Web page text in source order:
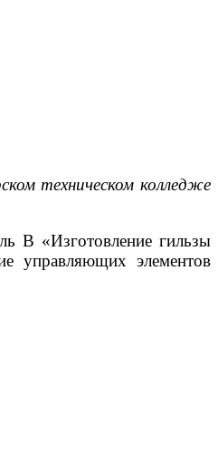
техническом колледже
В «Изготовление гильзы
управляющих элементов